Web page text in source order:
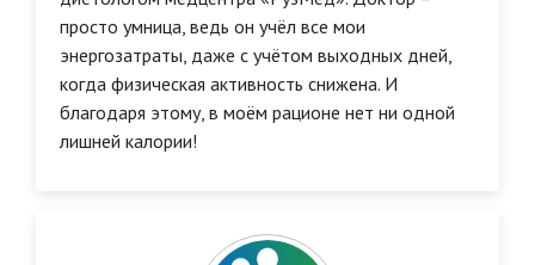
просто умница, ведь он учёл все мои
энергозатраты, даже с учётом выходных дней,
когда физическая активность снижена. И
благодаря этому, в моём рационе нет ни одной
лишней калории!